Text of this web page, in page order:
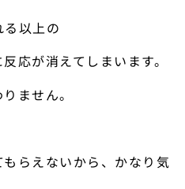
以上の
応が消えてしまいます。
ません。
らえないから、かなり気